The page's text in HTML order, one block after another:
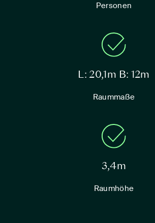
Personen
L: 20,1m B: 12m
Raummaße
3,4m
Raumhöhe